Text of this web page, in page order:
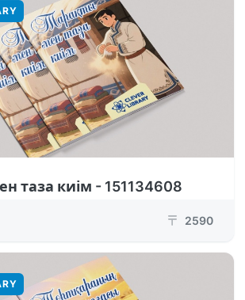
таза киім - 151134608
₸ 2590